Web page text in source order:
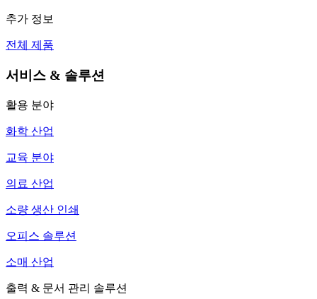
추가 정보
전체 제품
서비스 & 솔루션
활용 분야
화학 산업
교육 분야
의료 산업
소량 생산 인쇄
오피스 솔루션
소매 산업
출력 & 문서 관리 솔루션